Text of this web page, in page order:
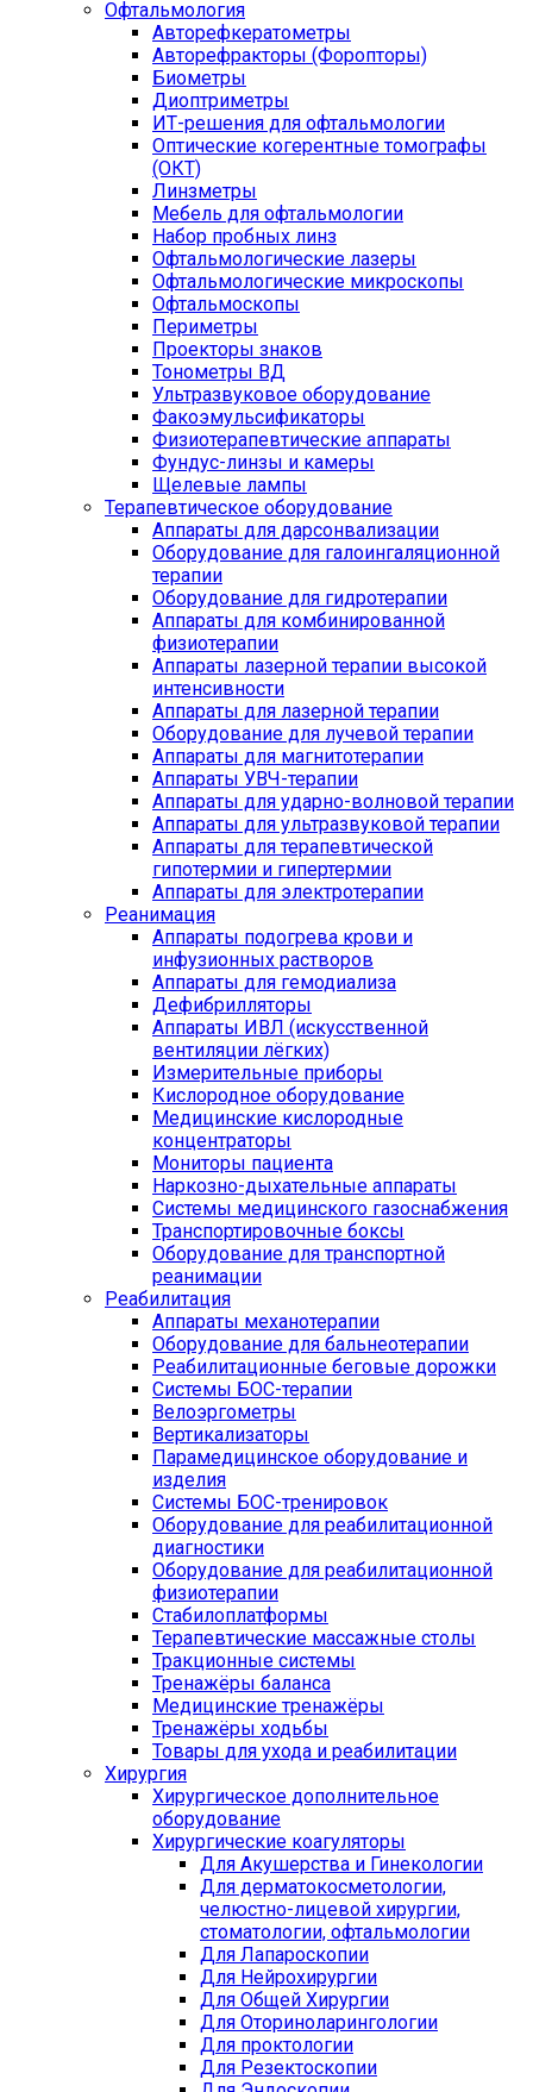
Офтальмология
Авторефкератометры
Авторефракторы (Форопторы)
Биометры
Диоптриметры
ИТ-решения для офтальмологии
Оптические когерентные томографы
(ОКТ)
Линзметры
Мебель для офтальмологии
Набор пробных линз
Офтальмологические лазеры
Офтальмологические микроскопы
Офтальмоскопы
Периметры
Проекторы знаков
Тонометры ВД
Ультразвуковое оборудование
Факоэмульсификаторы
Физиотерапевтические аппараты
Фундус-линзы и камеры
Щелевые лампы
Терапевтическое оборудование
Аппараты для дарсонвализации
Оборудование для галоингаляционной
терапии
Оборудование для гидротерапии
Аппараты для комбинированной
физиотерапии
Аппараты лазерной терапии высокой
интенсивности
Аппараты для лазерной терапии
Оборудование для лучевой терапии
Аппараты для магнитотерапии
Аппараты УВЧ-терапии
Аппараты для ударно-волновой терапии
Аппараты для ультразвуковой терапии
Аппараты для терапевтической
гипотермии и гипертермии
Аппараты для электротерапии
Реанимация
Аппараты подогрева крови и
инфузионных растворов
Аппараты для гемодиализа
Дефибрилляторы
Аппараты ИВЛ (искусственной
вентиляции лёгких)
Измерительные приборы
Кислородное оборудование
Медицинские кислородные
концентраторы
Мониторы пациента
Наркозно-дыхательные аппараты
Системы медицинского газоснабжения
Транспортировочные боксы
Оборудование для транспортной
реанимации
Реабилитация
Аппараты механотерапии
Оборудование для бальнеотерапии
Реабилитационные беговые дорожки
Системы БОС-терапии
Велоэргометры
Вертикализаторы
Парамедицинское оборудование и
изделия
Системы БОС-тренировок
Оборудование для реабилитационной
диагностики
Оборудование для реабилитационной
физиотерапии
Стабилоплатформы
Терапевтические массажные столы
Тракционные системы
Тренажёры баланса
Медицинские тренажёры
Тренажёры ходьбы
Товары для ухода и реабилитации
Хирургия
Хирургическое дополнительное
оборудование
Хирургические коагуляторы
Для Акушерства и Гинекологии
Для дерматокосметологии,
челюстно-лицевой хирургии,
стоматологии, офтальмологии
Для Лапароскопии
Для Нейрохирургии
Для Общей Хирургии
Для Оториноларингологии
Для проктологии
Для Резектоскопии